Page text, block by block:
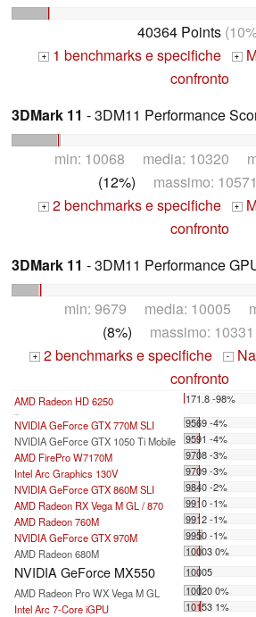
40364 Points
+ 1 benchmarks e specifiche +
confronto
3DMark 11 - 3DM11 Performance
min: 10068 media: 10320
(12%) massimo:
+ 2 benchmarks e specifiche +
confronto
3DMark 11 - 3DM11 Performance
min: 9679 media: 10005
(8%) massimo:
+ 2 benchmarks e specifiche -
confronto
AMD Radeon HD 6250 171.8 -98%
...
NVIDIA GeForce GTX 770M SLI
9569 -4%
NVIDIA GeForce GTX 1050 Ti Mobile
9591 -4%
AMD FirePro W7170M
9708 -3%
Intel Arc Graphics 130V
9709 -3%
NVIDIA GeForce GTX 860M SLI
9840 -2%
AMD Radeon RX Vega M GL / 870
9910 -1%
AMD Radeon 760M
9912 -1%
NVIDIA GeForce GTX 970M
9950 -1%
AMD Radeon 680M
10003 0%
NVIDIA GeForce MX550
10005
AMD Radeon Pro WX Vega M GL
10020 0%
Intel Arc 7-Core iGPU
10153 1%